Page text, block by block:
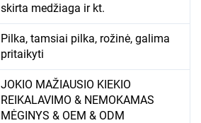
skirta medžiaga ir kt.
Pilka, tamsiai pilka, rožinė, galima
pritaikyti
JOKIO MAŽIAUSIO KIEKIO
REIKALAVIMO & NEMOKAMAS
MĖGINYS & OEM & ODM